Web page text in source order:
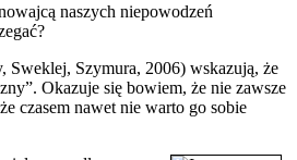
naszych niepowodzeń
Sweklej, Szymura, 2006) wskazują, że
Okazuje się bowiem, że nie zawsze
czasem nawet nie warto go sobie